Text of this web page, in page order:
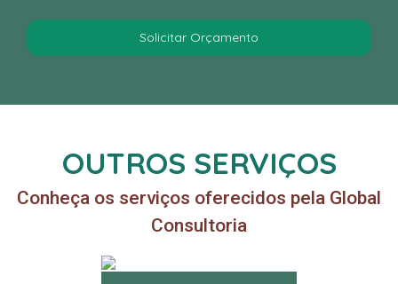
Solicitar Orçamento
OUTROS SERVIÇOS
Conheça os serviços oferecidos pela Global
Consultoria